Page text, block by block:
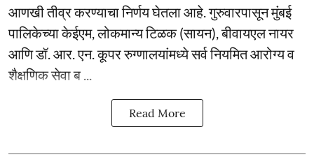
आणखी तीव्र करण्याचा निर्णय घेतला आहे. गुरुवारपासून मुंबई
पालिकेच्या केईएम, लोकमान्य टिळक (सायन), बीवायएल नायर
आणि डॉ. आर. एन. कूपर रुग्णालयांमध्ये सर्व नियमित आरोग्य व
शैक्षणिक सेवा ब ...
Read More